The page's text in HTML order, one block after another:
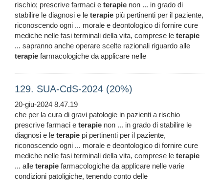
rischio; prescrive farmaci e terapie non ... in grado di
stabilire le diagnosi e le terapie più pertinenti per il paziente,
riconoscendo ogni ... morale e deontologico di fornire cure
mediche nelle fasi terminali della vita, comprese le terapie
... sapranno anche operare scelte razionali riguardo alle
terapie farmacologiche da applicare nelle
129. SUA-CdS-2024 (20%)
20-giu-2024 8.47.19
che per la cura di gravi patologie in pazienti a rischio
prescrive farmaci e terapie non ... in grado di stabilire le
diagnosi e le terapie pi pertinenti per il paziente,
riconoscendo ogni ... morale e deontologico di fornire cure
mediche nelle fasi terminali della vita, comprese le terapie
... alle terapie farmacologiche da applicare nelle varie
condizioni patoligiche, tenendo conto delle